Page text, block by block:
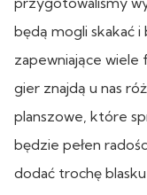
będą mogli skakać i
zapewniające wiele
gier znajdą u nas
planszowe, które
będzie pełen
dodać trochę